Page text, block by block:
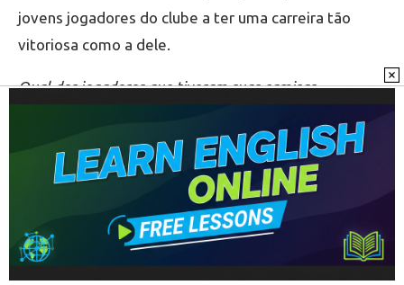
jovens jogadores do clube a ter uma carreira tão
vitoriosa como a dele.
Qual dos jogadores que tiveram suas camisas
Compartilhe este link em suas redes sociais:
►Confira nosso Guia deJogos de Hoje na TVe